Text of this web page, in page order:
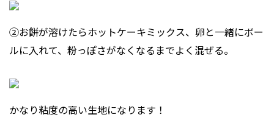
②お餅が溶けたらホットケーキミックス、卵と一緒にボー
ルに入れて、粉っぽさがなくなるまでよく混ぜる。
かなり粘度の高い生地になります！